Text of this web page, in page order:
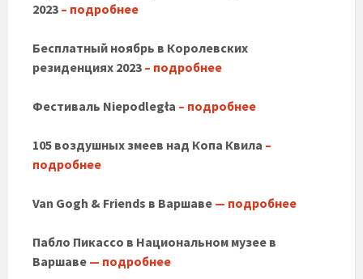
2023 – подробнее
Бесплатный ноябрь в Королевских
резиденциях 2023 – подробнее
Фестиваль Niepodległa – подробнее
105 воздушных змеев над Копа Квила –
подробнее
Van Gogh & Friends в Варшаве — подробнее
Пабло Пикассо в Национальном музее в
Варшаве — подробнее